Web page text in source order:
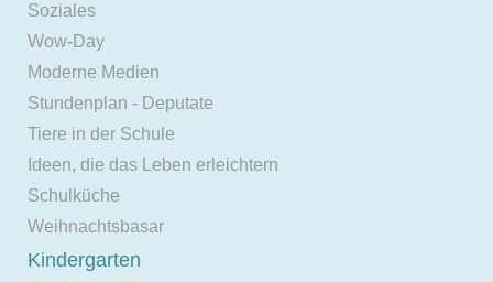
Soziales
Wow-Day
Moderne Medien
Stundenplan - Deputate
Tiere in der Schule
Ideen, die das Leben erleichtern
Schulküche
Weihnachtsbasar
Kindergarten